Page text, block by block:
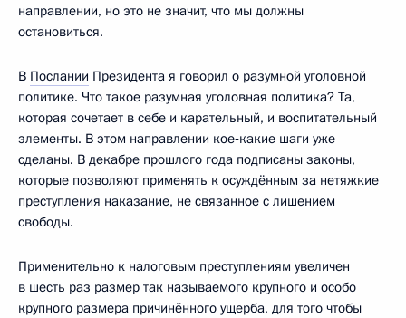
направлении, но это не значит, что мы должны
остановиться.
В Послании Президента я говорил о разумной уголовной
политике. Что такое разумная уголовная политика? Та,
которая сочетает в себе и карательный, и воспитательный
элементы. В этом направлении кое‑какие шаги уже
сделаны. В декабре прошлого года подписаны законы,
которые позволяют применять к осуждённым за нетяжкие
преступления наказание, не связанное с лишением
свободы.
Применительно к налоговым преступлениям увеличен
в шесть раз размер так называемого крупного и особо
крупного размера причинённого ущерба, для того чтобы